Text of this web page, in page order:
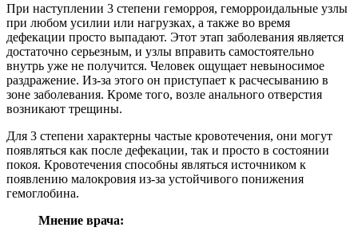
При наступлении 3 степени геморроя, геморроидальные узлы
при любом усилии или нагрузках, а также во время
дефекации просто выпадают. Этот этап заболевания является
достаточно серьезным, и узлы вправить самостоятельно
внутрь уже не получится. Человек ощущает невыносимое
раздражение. Из-за этого он приступает к расчесыванию в
зоне заболевания. Кроме того, возле анального отверстия
возникают трещины.
Для 3 степени характерны частые кровотечения, они могут
появляться как после дефекации, так и просто в состоянии
покоя. Кровотечения способны являться источником к
появлению малокровия из-за устойчивого понижения
гемоглобина.
Мнение врача: